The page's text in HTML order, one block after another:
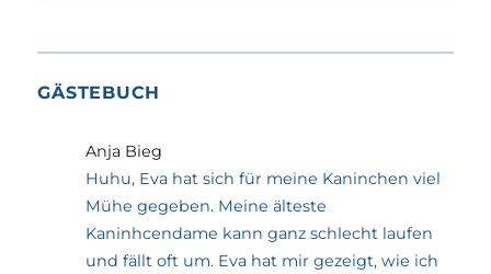
GÄSTEBUCH
Anja Bieg
Huhu, Eva hat sich für meine Kaninchen viel
Mühe gegeben. Meine älteste
Kaninhcendame kann ganz schlecht laufen
und fällt oft um. Eva hat mir gezeigt, wie ich